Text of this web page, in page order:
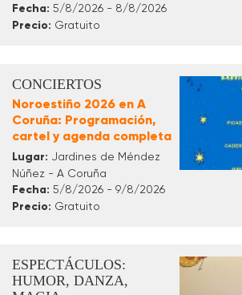
Fecha: 5/8/2026 - 8/8/2026
Precio: Gratuito
CONCIERTOS
Noroestiño 2026 en A
Coruña: Programación,
cartel y agenda completa
Lugar: Jardines de Méndez
Núñez - A Coruña
Fecha: 5/8/2026 - 9/8/2026
Precio: Gratuito
ESPECTÁCULOS:
HUMOR, DANZA,